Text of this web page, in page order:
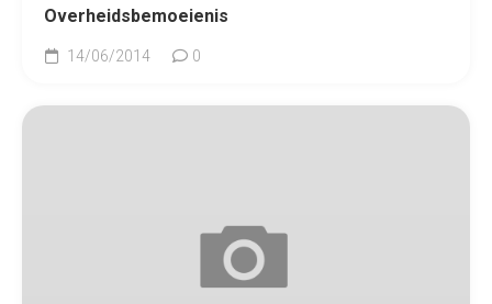
Overheidsbemoeienis
14/06/2014 0